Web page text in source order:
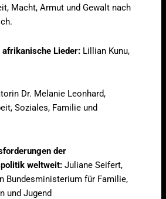
Macht, Armut und Gewalt nach
afrikanische Lieder: Lillian Kunu,
Dr. Melanie Leonhard,
Soziales, Familie und
der
weltweit: Juliane Seifert,
Bundesministerium für Familie,
und Jugend